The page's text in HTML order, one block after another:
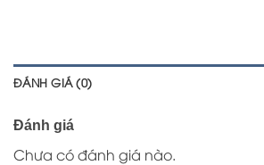
ĐÁNH GIÁ (0)
Đánh giá
Chưa có đánh giá nào.